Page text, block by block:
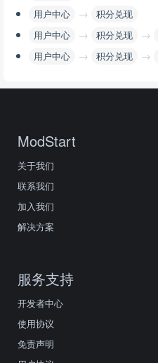
用户中心
→
积分兑现
用户中心
→ 积分兑现 →
用户中心
→ 积分兑现 →
ModStart
关于我们
联系我们
加入我们
解决方案
服务支持
开发者中心
使用协议
免责声明